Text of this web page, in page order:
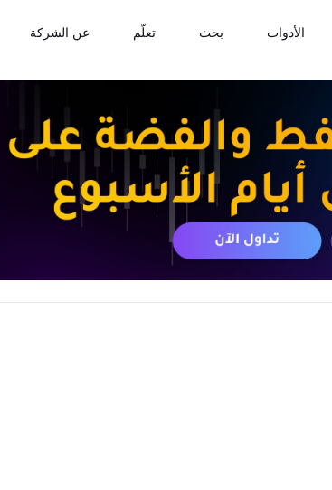
الأدوات بحث تعلّم عن الشركة